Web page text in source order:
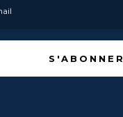
S'ABONNER